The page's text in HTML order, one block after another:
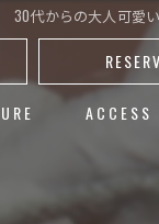
30代からの大人可愛
ACCESS